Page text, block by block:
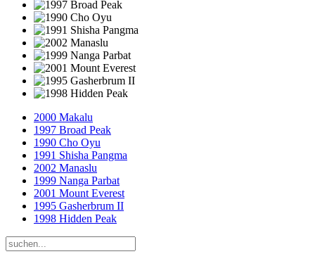
2000 Makalu
1997 Broad Peak
1990 Cho Oyu
1991 Shisha Pangma
2002 Manaslu
1999 Nanga Parbat
2001 Mount Everest
1995 Gasherbrum II
1998 Hidden Peak